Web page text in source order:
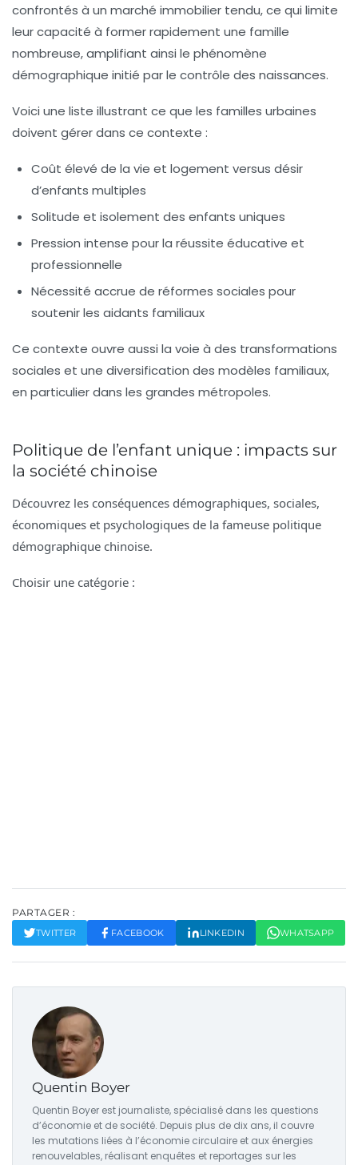
confrontés à un marché immobilier tendu, ce qui limite
leur capacité à former rapidement une famille
nombreuse, amplifiant ainsi le phénomène
démographique initié par le contrôle des naissances.
Voici une liste illustrant ce que les familles urbaines
doivent gérer dans ce contexte :
Coût élevé de la vie et logement versus désir
d’enfants multiples
Solitude et isolement des enfants uniques
Pression intense pour la réussite éducative et
professionnelle
Nécessité accrue de réformes sociales pour
soutenir les aidants familiaux
Ce contexte ouvre aussi la voie à des transformations
sociales et une diversification des modèles familiaux,
en particulier dans les grandes métropoles.
Politique de l’enfant unique : impacts sur
la société chinoise
Découvrez les conséquences démographiques, sociales,
économiques et psychologiques de la fameuse politique
démographique chinoise.
Choisir une catégorie :
PARTAGER :
TWITTER FACEBOOK LINKEDIN WHATSAPP
Quentin Boyer
Quentin Boyer est journaliste, spécialisé dans les questions
d’économie et de société. Depuis plus de dix ans, il couvre
les mutations liées à l’économie circulaire et aux énergies
renouvelables, réalisant enquêtes et reportages sur les